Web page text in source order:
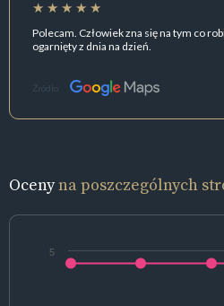
Polecam. Człowiek zna się na tym co
ogarnięty z dnia na dzień.
Źródło:
Ocenyna poszczególnych
5